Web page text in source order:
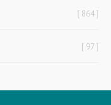
864
97